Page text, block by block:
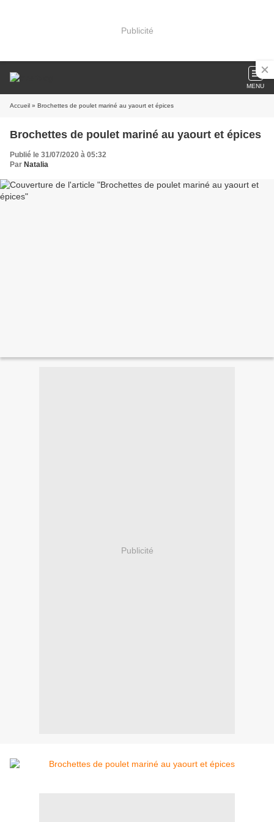
Publicité
MENU
Accueil » Brochettes de poulet mariné au yaourt et épices
Brochettes de poulet mariné au yaourt et épices
Publié le 31/07/2020 à 05:32
Par Natalia
Publicité